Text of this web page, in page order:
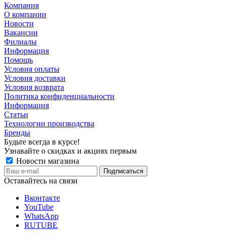
Компания
О компании
Новости
Вакансии
Филиалы
Информация
Помощь
Условия оплаты
Условия доставки
Условия возврата
Политика конфиденциальности
Информация
Статьи
Технологии производства
Бренды
Будьте всегда в курсе!
Узнавайте о скидках и акциях первым
Новости магазина
Оставайтесь на связи
Вконтакте
YouTube
WhatsApp
RUTUBE